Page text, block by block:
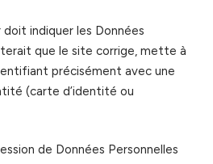
doit indiquer les Données
que le site corrige, mette à
précisément avec une
(carte d’identité ou
de Données Personnelles